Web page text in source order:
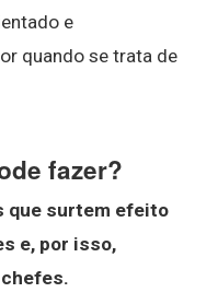
e
quando se trata de
fazer?
que surtem efeito
e, por isso,